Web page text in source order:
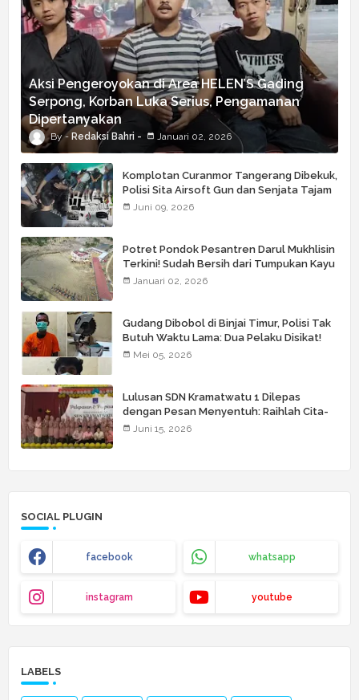
Aksi Pengeroyokan di Area HELEN’S Gading
Serpong, Korban Luka Serius, Pengamanan
Dipertanyakan
Redaksi Bahri Januari 02, 2026
Komplotan Curanmor Tangerang Dibekuk,
Polisi Sita Airsoft Gun dan Senjata Tajam
Juni 09, 2026
Potret Pondok Pesantren Darul Mukhlisin
Terkini! Sudah Bersih dari Tumpukan Kayu
Januari 02, 2026
Gudang Dibobol di Binjai Timur, Polisi Tak
Butuh Waktu Lama: Dua Pelaku Disikat!
Mei 05, 2026
Lulusan SDN Kramatwatu 1 Dilepas
dengan Pesan Menyentuh: Raihlah Cita-
Cita Setinggi Langit
Juni 15, 2026
SOCIAL PLUGIN
facebook whatsapp
instagram youtube
LABELS